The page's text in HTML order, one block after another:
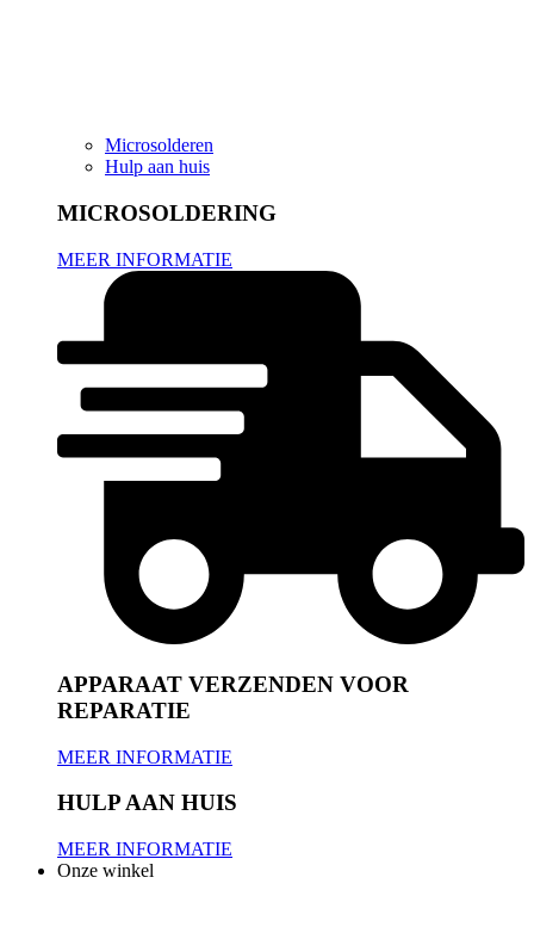
Microsolderen
Hulp aan huis
MICROSOLDERING
MEER INFORMATIE
APPARAAT VERZENDEN VOOR
REPARATIE
MEER INFORMATIE
HULP AAN HUIS
MEER INFORMATIE
Onze winkel